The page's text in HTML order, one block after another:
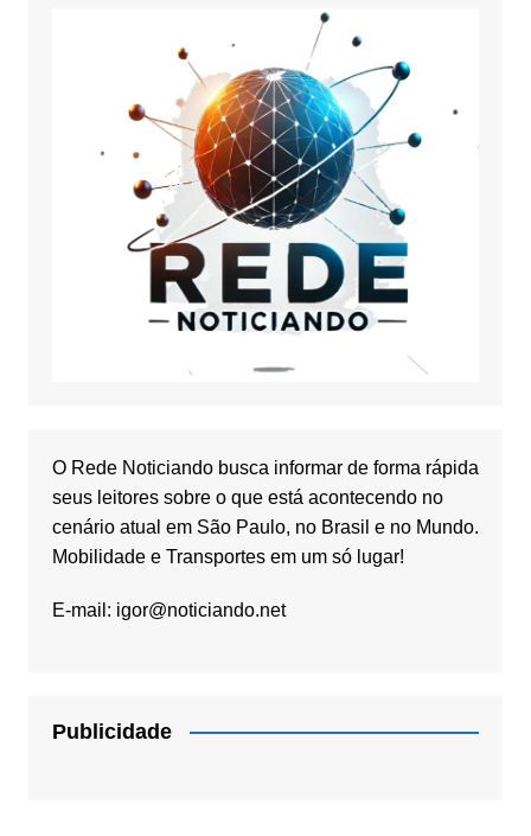
O Rede Noticiando busca informar de forma rápida
seus leitores sobre o que está acontecendo no
cenário atual em São Paulo, no Brasil e no Mundo.
Mobilidade e Transportes em um só lugar!
E-mail: igor@noticiando.net
Publicidade